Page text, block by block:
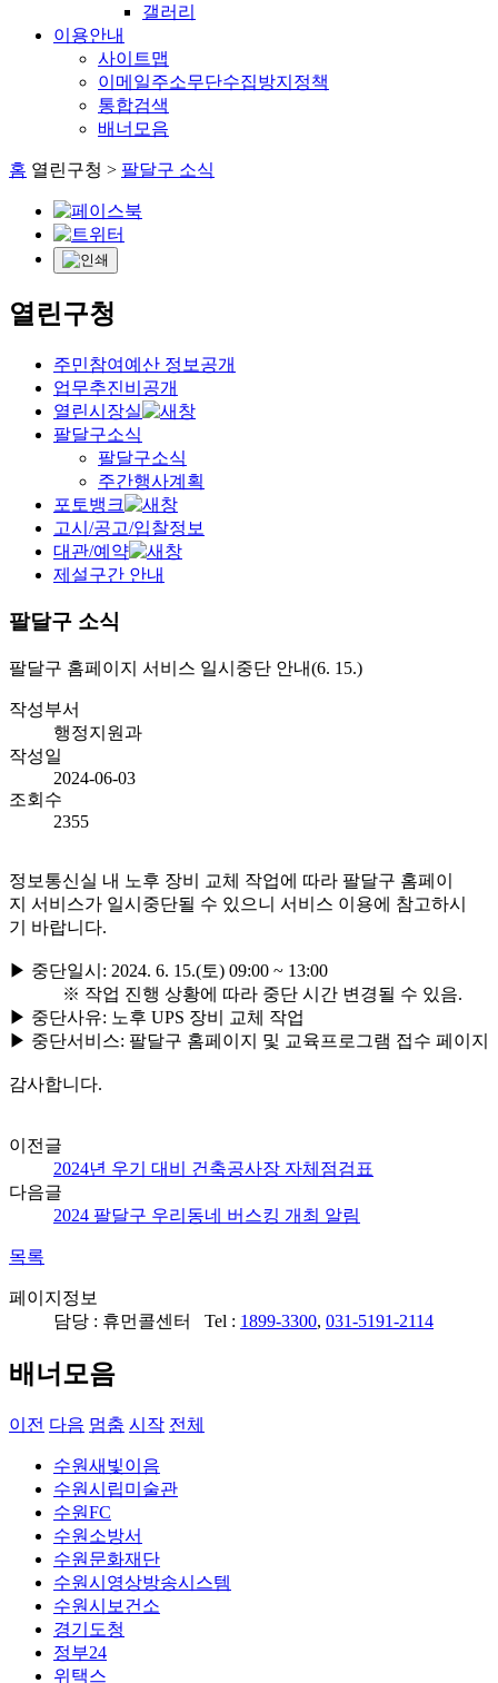
갤러리
이용안내
사이트맵
이메일주소무단수집방지정책
통합검색
배너모음
홈 열린구청 > 팔달구 소식
열린구청
주민참여예산 정보공개
업무추진비공개
열린시장실
팔달구소식
팔달구소식
주간행사계획
포토뱅크
고시/공고/입찰정보
대관/예약
제설구간 안내
팔달구 소식
팔달구 홈페이지 서비스 일시중단 안내(6. 15.)
작성부서
행정지원과
작성일
2024-06-03
조회수
2355
정보통신실 내 노후 장비 교체 작업에 따라 팔달구 홈페이
지 서비스가 일시중단될 수 있으니 서비스 이용에 참고하시
기 바랍니다.
▶ 중단일시: 2024. 6. 15.(토) 09:00 ~ 13:00
※ 작업 진행 상황에 따라 중단 시간 변경될 수 있음.
▶ 중단사유: 노후 UPS 장비 교체 작업
▶ 중단서비스: 팔달구 홈페이지 및 교육프로그램 접수 페이지
감사합니다.
이전글
2024년 우기 대비 건축공사장 자체점검표
다음글
2024 팔달구 우리동네 버스킹 개최 알림
목록
페이지정보
담당 : 휴먼콜센터 Tel : 1899-3300, 031-5191-2114
배너모음
이전 다음 멈춤 시작 전체
수원새빛이음
수원시립미술관
수원FC
수원소방서
수원문화재단
수원시영상방송시스템
수원시보건소
경기도청
정부24
위택스